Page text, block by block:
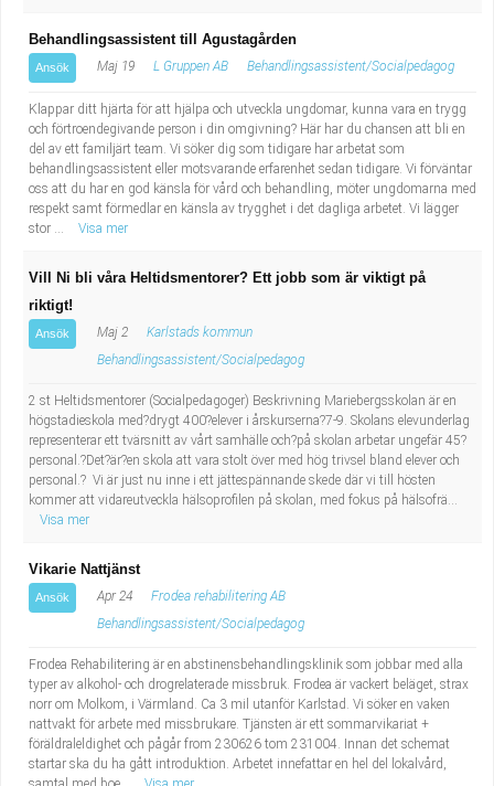
Behandlingsassistent till Agustagården
Ansök Maj 19 L Gruppen AB Behandlingsassistent/Socialpedagog
Klappar ditt hjärta för att hjälpa och utveckla ungdomar, kunna vara en trygg
och förtroendegivande person i din omgivning? Här har du chansen att bli en
del av ett familjärt team. Vi söker dig som tidigare har arbetat som
behandlingsassistent eller motsvarande erfarenhet sedan tidigare. Vi förväntar
oss att du har en god känsla för vård och behandling, möter ungdomarna med
respekt samt förmedlar en känsla av trygghet i det dagliga arbetet. Vi lägger
stor ...
Visa mer
Vill Ni bli våra Heltidsmentorer? Ett jobb som är viktigt på
riktigt!
Ansök Maj 2
Karlstads kommun
Behandlingsassistent/Socialpedagog
2 st Heltidsmentorer (Socialpedagoger) Beskrivning Mariebergsskolan är en
högstadieskola med?drygt 400?elever i årskurserna?7-9. Skolans elevunderlag
representerar ett tvärsnitt av vårt samhälle och?på skolan arbetar ungefär 45?
personal.?Det?är?en skola att vara stolt över med hög trivsel bland elever och
personal.? Vi är just nu inne i ett jättespännande skede där vi till hösten
kommer att vidareutveckla hälsoprofilen på skolan, med fokus på hälsofrä...
Visa mer
Vikarie Nattjänst
Ansök Apr 24
Frodea rehabilitering AB
Behandlingsassistent/Socialpedagog
Frodea Rehabilitering är en abstinensbehandlingsklinik som jobbar med alla
typer av alkohol- och drogrelaterade missbruk. Frodea är vackert beläget, strax
norr om Molkom, i Värmland. Ca 3 mil utanför Karlstad. Vi söker en vaken
nattvakt för arbete med missbrukare. Tjänsten är ett sommarvikariat +
föräldraleldighet och pågår from 230626 tom 231004. Innan det schemat
startar ska du ha gått introduktion. Arbetet innefattar en hel del lokalvård,